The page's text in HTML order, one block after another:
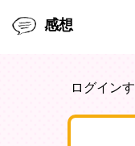
感想
ログイン